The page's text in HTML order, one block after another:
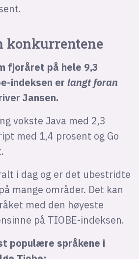
konkurrentene
fjoråret på hele 9,3
indeksen er langt foran
Jansen.
vokste Java med 2,3
med 1,4 prosent og Go
i dag og er det ubestridte
mange områder. Det kan
med den høyeste
på TIOBE-indeksen.
populære språkene i